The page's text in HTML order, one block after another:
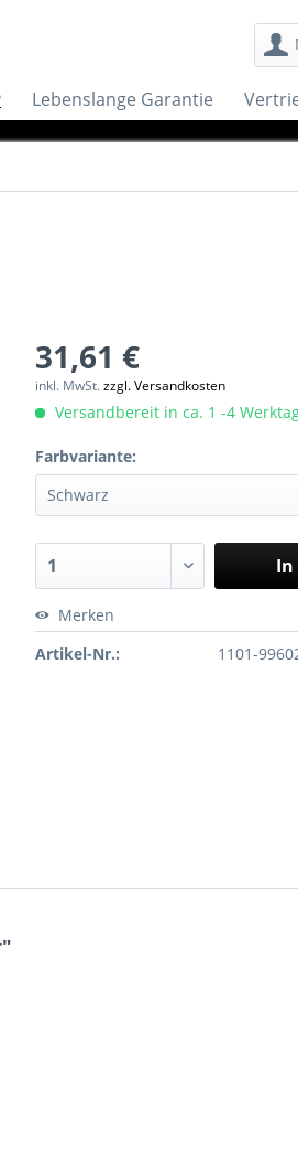
Lebenslange Garantie
31,61 €
inkl. MwSt.zzgl. Versandkosten
Versandbereit in ca. 1 -4
Farbvariante:
In
Merken
Artikel-Nr.:
1101-